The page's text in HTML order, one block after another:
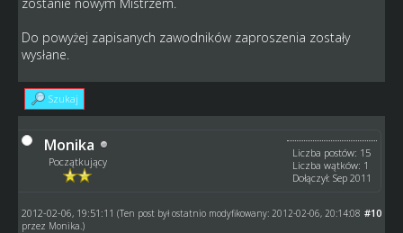
Do powyżej zapisanych zawodników zaproszenia zostały
wysłane.
Szukaj
Monika
Początkujący
Liczba postów: 15
Liczba wątków: 1
Dołączył: Sep 2011
#10
2012-02-06, 19:51:11 (Ten post był ostatnio modyfikowany: 2012-02-06, 20:14:08
przez Monika .)